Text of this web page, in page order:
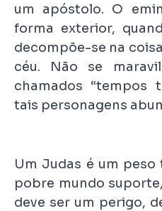
um apóstolo. O
forma exterior,
decompõe-se na
céu. Não se
chamados “tempos
tais personagens
Um Judas é um
pobre mundo
deve ser um perigo,